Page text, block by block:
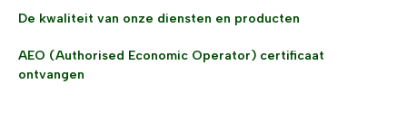
De kwaliteit van onze diensten en producten
AEO (Authorised Economic Operator) certificaat
ontvangen